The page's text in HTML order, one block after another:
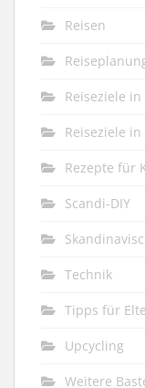
Reisen
Reiseziele
Reiseziele in
Rezepte für
Scandi-DIY
Technik
Tipps für
Upcycling
Weitere